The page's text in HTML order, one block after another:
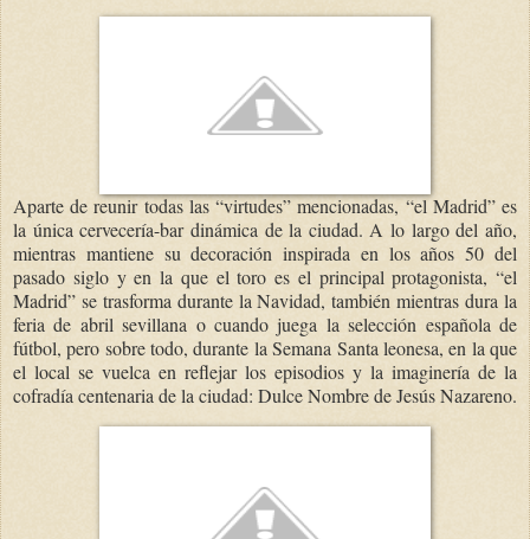
Aparte de reunir todas las “virtudes” mencionadas, “el Madrid” es
la única cervecería-bar dinámica de la ciudad. A lo largo del año,
mientras mantiene su decoración inspirada en los años 50 del
pasado siglo y en la que el toro es el principal protagonista, “el
Madrid” se trasforma durante la Navidad, también mientras dura la
feria de abril sevillana o cuando juega la selección española de
fútbol, pero sobre todo, durante la Semana Santa leonesa, en la que
el local se vuelca en reflejar los episodios y la imaginería de la
cofradía centenaria de la ciudad: Dulce Nombre de Jesús Nazareno.